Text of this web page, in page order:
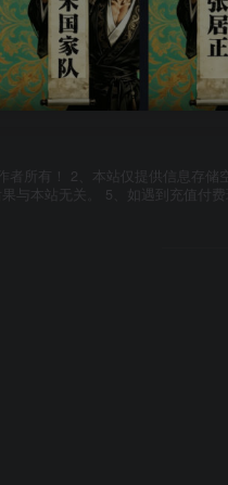
者所有！ 2、本站仅提供信息存
果与本站无关。 5、如遇到充值